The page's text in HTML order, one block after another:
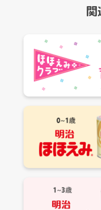
応募期間後に厳正な抽
ています。
※発送は諸事情により
※応募受付の確認、抽選
ませんので、予めご
お問い合わせ
明治キャンペーン事務局
フリーダイヤル 0120-
受付時間 ： 9：00～17
（土・日・祝日・年末
・お一人さま1回のみの
・本キャンペーン内での
関